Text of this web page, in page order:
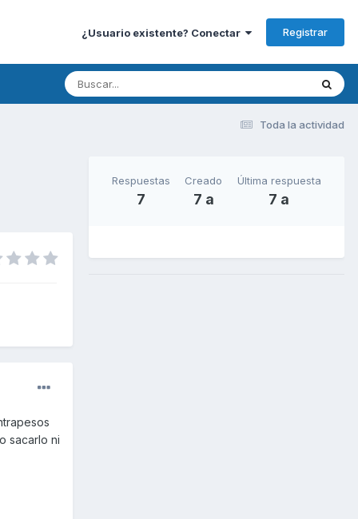
¿Usuario existente? Conectar Registrar
Toda la actividad
sacarlo ni
Respuestas
7
Creado
7 a
Última respuesta
7 a